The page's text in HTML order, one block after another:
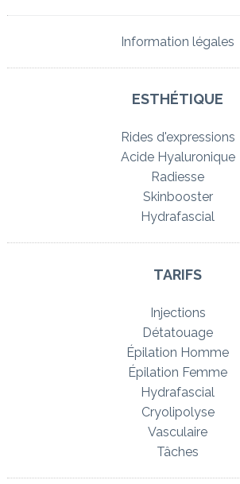
Information légales
ESTHÉTIQUE
Rides d'expressions
Acide Hyaluronique
Radiesse
Skinbooster
Hydrafascial
TARIFS
Injections
Détatouage
Épilation Homme
Épilation Femme
Hydrafascial
Cryolipolyse
Vasculaire
Tâches